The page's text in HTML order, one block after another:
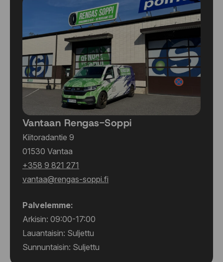
Vantaan Rengas-Soppi
Kiitoradantie 9
01530 Vantaa
+358 9 821 271
vantaa@rengas-soppi.fi
Palvelemme:
Arkisin: 09:00-17:00
Lauantaisin: Suljettu
Sunnuntaisin: Suljettu